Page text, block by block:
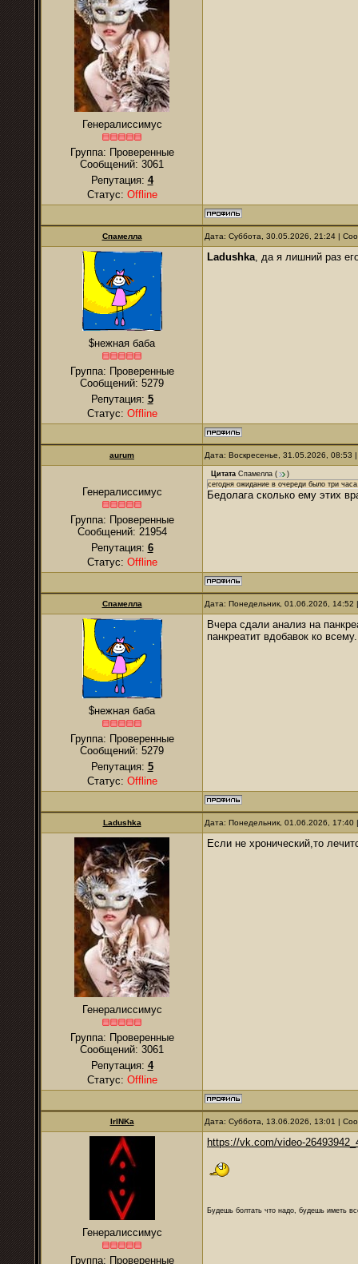
Генералиссимус
Группа: Проверенные
Сообщений: 3061
Репутация: 4
Статус: Offline
Спамелла Дата: Суббота, 30.05.2026, 21:24 |
$нежная баба
Группа: Проверенные
Сообщений: 5279
Репутация: 5
Статус: Offline
Ladushkа, да я лишний раз
аurum Дата: Воскресенье, 31.05.2026,
Генералиссимус
Группа: Проверенные
Сообщений: 21954
Репутация: 6
Статус: Offline
Цитата Спамелла (
)
сегодня ожидание в очереди было три
Бедолага сколько ему этих
Спамелла Дата: Понедельник, 01.06.2026,
$нежная баба
Группа: Проверенные
Сообщений: 5279
Репутация: 5
Статус: Offline
Вчера сдали анализ на
панкреатит вдобавок ко всему.
Ladushkа Дата: Понедельник, 01.06.2026,
Генералиссимус
Группа: Проверенные
Сообщений: 3061
Репутация: 4
Статус: Offline
Если не хронический,то
IrINKa Дата: Суббота, 13.06.2026, 13:01 |
Генералиссимус
Группа: Проверенные
https://vk.com/video-
Будешь болтать что надо, будешь иметь